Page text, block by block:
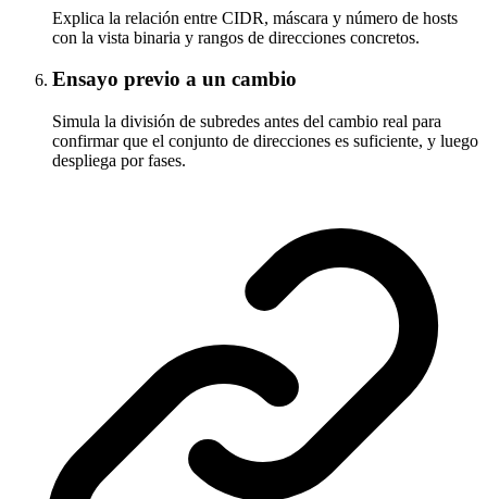
Explica la relación entre CIDR, máscara y número de hosts
con la vista binaria y rangos de direcciones concretos.
Ensayo previo a un cambio
Simula la división de subredes antes del cambio real para
confirmar que el conjunto de direcciones es suficiente, y luego
despliega por fases.